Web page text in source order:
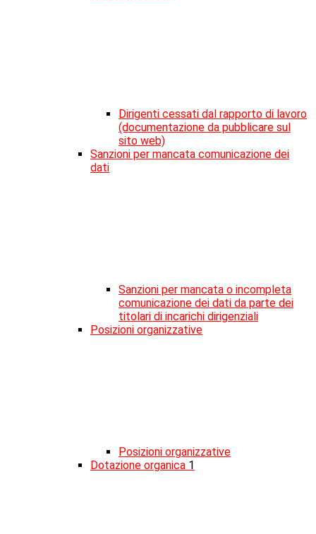
Dirigenti cessati dal rapporto di lavoro
(documentazione da pubblicare sul
sito web)
Sanzioni per mancata comunicazione dei
dati
Sanzioni per mancata o incompleta
comunicazione dei dati da parte dei
titolari di incarichi dirigenziali
Posizioni organizzative
Posizioni organizzative
Dotazione organica 1